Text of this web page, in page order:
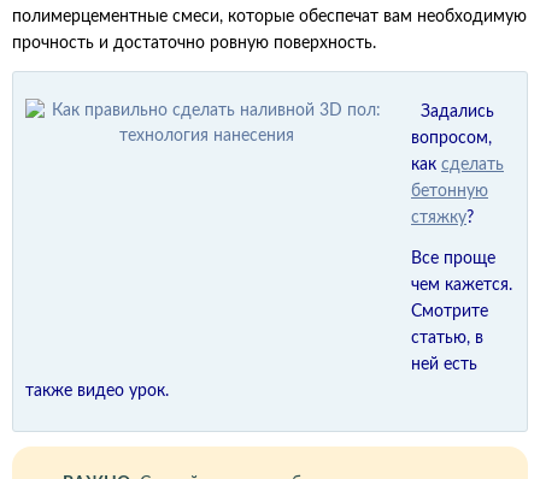
полимерцементные смеси, которые обеспечат вам необходимую
прочность и достаточно ровную поверхность.
Задались
вопросом,
как сделать
бетонную
стяжку?
Все проще
чем кажется.
Смотрите
статью, в
ней есть
также видео урок.